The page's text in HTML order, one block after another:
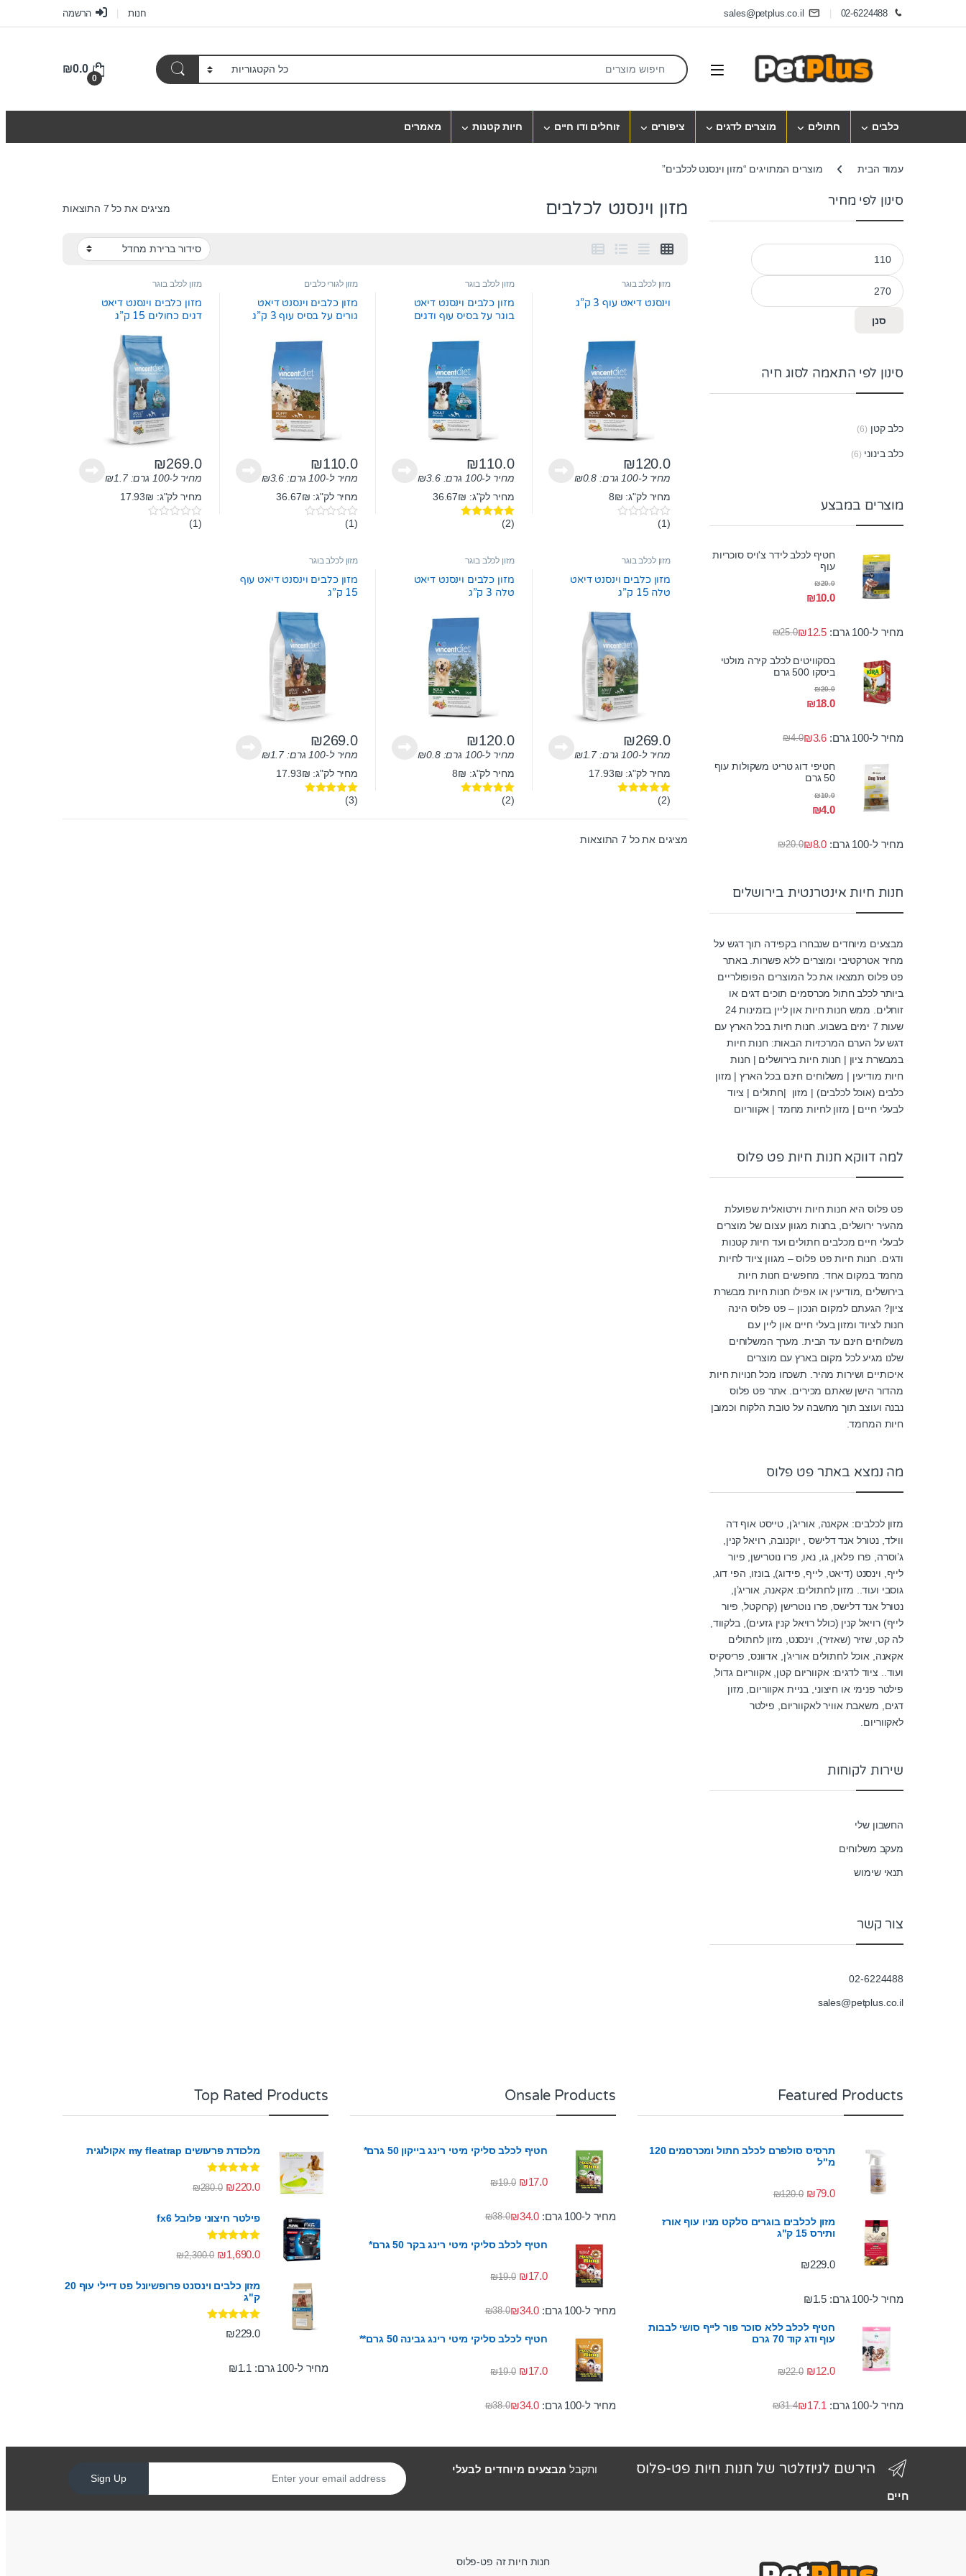
Skip to navigation
02-6224488
sales@petplus.co.il חנות הרשמה
Open
Search for:
0
₪0.0
כלבים חתולים מוצרים לדגים ציפורים זוחלים ודו חיים חיות קטנות מאמרים
עמוד הבית מוצרים המתויגים “מזון וינסנט לכלבים”
מזון וינסנט לכלבים מציגים את כל ⁦7⁩ התוצאות
מזון לכלב בוגר
וינסנט דיאט עוף 3 ק”ג
₪120.0
מחיר ל-100 גרם: ₪0.8
מחיר לק"ג: 8₪
0
o
f
5
(1)
מזון לכלב בוגר
מזון כלבים וינסנט דיאט
בוגר על בסיס עוף ודגים
₪110.0
מחיר ל-100 גרם: ₪3.6
מחיר לק"ג: 36.67₪
דורג(2)
מזון לגורי כלבים
מזון כלבים וינסנט דיאט
גורים על בסיס עוף 3 ק”ג
₪110.0
מחיר ל-100 גרם: ₪3.6
מחיר לק"ג: 36.67₪
0
o
f
5
(1)
מזון לכלב בוגר
מזון כלבים וינסנט דיאט
דגים כחולים 15 ק”ג
₪269.0
מחיר ל-100 גרם: ₪1.7
מחיר לק"ג: 17.93₪
0(1)
מזון לכלב בוגר
מזון כלבים וינסנט דיאט
טלה 15 ק”ג
₪269.0
מחיר ל-100 גרם: ₪1.7
מחיר לק"ג: 17.93₪
דורג(2)
מזון לכלב בוגר
מזון כלבים וינסנט דיאט
טלה 3 ק”ג
₪120.0
מחיר ל-100 גרם: ₪0.8
מחיר לק"ג: 8₪
דורג(2)
מזון לכלב בוגר
מזון כלבים וינסנט דיאט עוף
15 ק”ג
₪269.0
מחיר ל-100 גרם: ₪1.7
מחיר לק"ג: 17.93₪
דורג(3)
מציגים את כל ⁦7⁩ התוצאות
סינון לפי מחיר
מחיר מינימלי
מחיר מקסימלי
סנן
סינון לפי התאמה לסוג חיה
כלב קטן (6)
כלב בינוני (6)
מוצרים במבצע
חטיף לכלב לידר צ'ויס סוכריות
עוף
₪10.0
₪20.0
מחיר ל-100 גרם: ₪25.0₪12.5
בסקוויטים לכלב קירה מולטי
ביסקו 500 גרם
₪18.0
₪20.0
מחיר ל-100 גרם: ₪4.0₪3.6
חטיפי דוג טריט משקולות עוף
50 גרם
₪4.0
₪10.0
מחיר ל-100 גרם: ₪20.0₪8.0
חנות חיות אינטרנטית בירושלים
מבצעים מיוחדים שנבחרו בקפידה תוך דגש על
מחיר אטרקטיבי ומוצרים ללא פשרות. באתר
פט פלוס תמצאו את כל המוצרים הפופולריים
ביותר לכלב חתול מכרסמים תוכים דגים או
זוחלים. ממש חנות חיות און ליין בזמינות 24
שעות 7 ימים בשבוע. חנות חיות בכל הארץ עם
דגש על הערם המרכזיות הבאות: חנות חיות
במבשרת ציון | חנות חיות בירושלים | חנות
חיות מודיעין | משלוחים חינם בכל הארץ | מזון
כלבים (אוכל לכלבים) | מזון |חתולים | ציוד
לבעלי חיים | מזון לחיות מחמד | אקווריום
למה דווקא חנות חיות פט פלוס
פט פלוס היא חנות חיות וירטואלית שפועלת
מהעיר ירושלים, בחנות מגוון עצום של מוצרים
לבעלי חיים מכלבים חתולים ועד חיות קטנות
ודגים. חנות חיות פט פלוס – מגוון ציוד לחיות
מחמד במקום אחד. מחפשים חנות חיות
בירושלים ,מודיעין או אפילו חנות חיות מבשרת
ציון? הגעתם למקום הנכון – פט פלוס הינה
חנות לציוד ומזון בעלי חיים און ליין עם
משלוחים חינם עד הבית. מערך המשלוחים
שלנו מגיע לכל מקום בארץ עם מוצרים
איכותיים ושירות מהיר. תשכחו מכל חנויות חיות
מהדור הישן שאתם מכירים. אתר פט פלוס
נבנה ועוצב תוך מחשבה על טובת הלקוח וכמובן
חיות המחמד.
מה נמצא באתר פט פלוס
מזון לכלבים: אקאנה, אוריג’ן, טייסט אוף דה
ווילד, נטורל אנד דלישס , יוקנובה, רויאל קנין,
ג’וסרה, פרו פלאן, גו, נאו, פרו נוטרישן, פיור
לייף, וינסנט (דיאט, לייף, פידוג), בונזו, הפי דוג,
גוסבי ועוד.. מזון לחתולים: אקאנה, אוריג’ן,
נטורל אנד דלישס, פרו נוטרישן (קרוקטל, פיור
לייף) רויאל קנין (כולל רויאל קנין גזעים), בלקווד,
לה קט, שזיר (שאזיר), וינסנט, מזון לחתולים
אקאנה, אוכל לחתולים אוריג’ן, אדוונס, פריסקיס
ועוד.. ציוד לדגים: אקווריום קטן, אקווריום גדול,
פילטר פנימי או חיצוני, בניית אקווריום, מזון
דגים, משאבת אוויר לאקווריום, פילטר
לאקווריום.
שירות לקוחות
החשבון שלי
מעקב משלוחים
תנאי שימוש
צור קשר
02-6224488
sales@petplus.co.il
Featured Products
תרסיס סולפרם לכלב חתול ומכרסמים 120
מ"ל
₪79.0
₪120.0
מזון לכלבים בוגרים סלקט מניו עוף אורז
ותירס 15 ק"ג
₪229.0
מחיר ל-100 גרם: ₪1.5
חטיף לכלב ללא סוכר פור לייף סושי לבבות
עוף ודג קוד 70 גרם
₪12.0
₪22.0
מחיר ל-100 גרם: ₪31.4₪17.1
Onsale Products
חטיף לכלב סליקי מיטי רינג בייקון 50 גרם*
₪17.0
₪19.0
מחיר ל-100 גרם: ₪38.0₪34.0
חטיף לכלב סליקי מיטי רינג בקר 50 גרם*
₪17.0
₪19.0
מחיר ל-100 גרם: ₪38.0₪34.0
חטיף לכלב סליקי מיטי רינג גבינה 50 גרם**
₪17.0
₪19.0
מחיר ל-100 גרם: ₪38.0₪34.0
Top Rated Products
מלכודת פרעושים my fleatrap אקולוגית
דורג5.00
מתוך 5 ₪220.0
₪280.0
פילטר חיצוני פלובל fx6
דורג5.00
מתוך 5
₪1,690.0
₪2,300.0
מזון כלבים וינסנט פרופשיונל פט דיילי עוף 20
ק"ג
דורג5.00
מתוך 5 ₪229.0
מחיר ל-100 גרם: ₪1.1
הירשם לניוזלטר של חנות חיות פט-פלוס ותקבל מבצעים מיוחדים לבעלי
חיים
Sign Up
חנות חיות זה פט-פלוס